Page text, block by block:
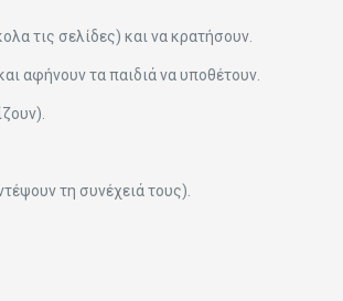
τις σελίδες) και να κρατήσουν.
αφήνουν τα παιδιά να υποθέτουν.
τη συνέχειά τους).